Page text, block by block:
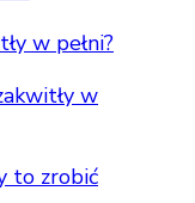
w pełni?
w
to zrobić